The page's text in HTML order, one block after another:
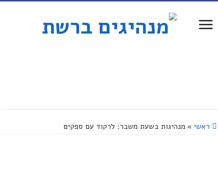
ראשי » מנהיגות בשעת משבר: לרקוד עם ספקים